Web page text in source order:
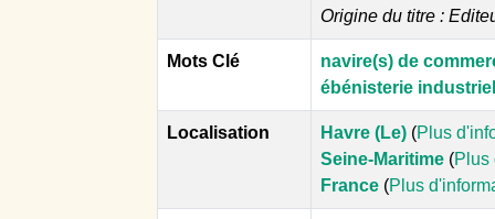
Origine du titre :
Mots Clé
navire(s) de
ébénisterie
Localisation Havre (Le) (Plus
Seine-Maritime (Plus
France (Plus